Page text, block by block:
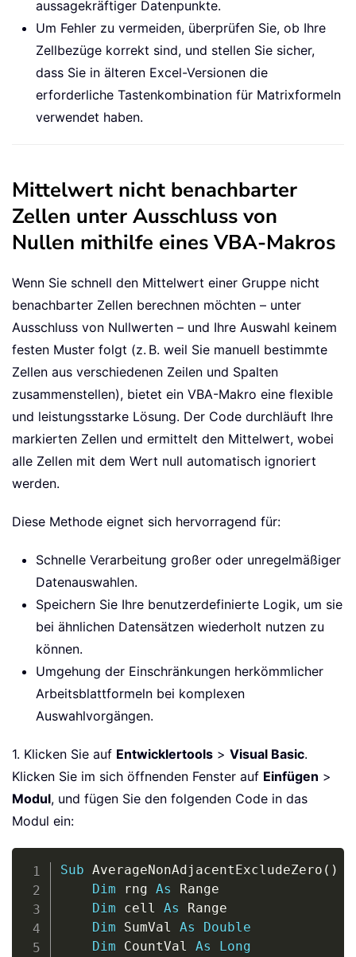
aussagekräftiger Datenpunkte.
Um Fehler zu vermeiden, überprüfen Sie, ob Ihre
Zellbezüge korrekt sind, und stellen Sie sicher,
dass Sie in älteren Excel-Versionen die
erforderliche Tastenkombination für Matrixformeln
verwendet haben.
Mittelwert nicht benachbarter
Zellen unter Ausschluss von
Nullen mithilfe eines VBA-Makros
Wenn Sie schnell den Mittelwert einer Gruppe nicht
benachbarter Zellen berechnen möchten – unter
Ausschluss von Nullwerten – und Ihre Auswahl keinem
festen Muster folgt (z. B. weil Sie manuell bestimmte
Zellen aus verschiedenen Zeilen und Spalten
zusammenstellen), bietet ein VBA-Makro eine flexible
und leistungsstarke Lösung. Der Code durchläuft Ihre
markierten Zellen und ermittelt den Mittelwert, wobei
alle Zellen mit dem Wert null automatisch ignoriert
werden.
Diese Methode eignet sich hervorragend für:
Schnelle Verarbeitung großer oder unregelmäßiger
Datenauswahlen.
Speichern Sie Ihre benutzerdefinierte Logik, um sie
bei ähnlichen Datensätzen wiederholt nutzen zu
können.
Umgehung der Einschränkungen herkömmlicher
Arbeitsblattformeln bei komplexen
Auswahlvorgängen.
1. Klicken Sie auf Entwicklertools > Visual Basic.
Klicken Sie im sich öffnenden Fenster auf Einfügen >
Modul, und fügen Sie den folgenden Code in das
Modul ein:
Sub AverageNonAdjacentExcludeZero ( )
Dim rng As Range
Dim cell As Range
Dim SumVal As
Double
Dim CountVal As
Long
Copy